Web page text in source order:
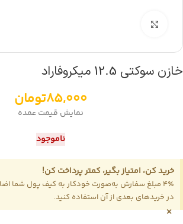
خازن سوکتی 12.5 میکروفاراد
85,000تومان
نمایش قیمت عمده
ناموجود
خرید کن، امتیاز بگیر، کمتر پرداخت کن!
4٪ مبلغ سفارش به‌صورت خودکار به کیف پول شما
در خریدهای بعدی از آن استفاده کنید.
×